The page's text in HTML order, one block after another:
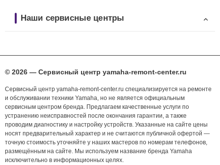
Наши сервисные центры
© 2026 — Сервисный центр yamaha-remont-center.ru
Сервисный центр yamaha-remont-center.ru специализируется на ремонте
и обслуживании техники Yamaha, но не является официальным
сервисным центром бренда. Предлагаем качественные услуги по
устранению неисправностей после окончания гарантии, а также
проводим диагностику и настройку устройств. Указанные на сайте цены
носят предварительный характер и не считаются публичной офертой —
точную стоимость уточняйте у наших мастеров по номерам телефонов,
размещённым на сайте. Мы используем название бренда Yamaha
исключительно в информационных целях.